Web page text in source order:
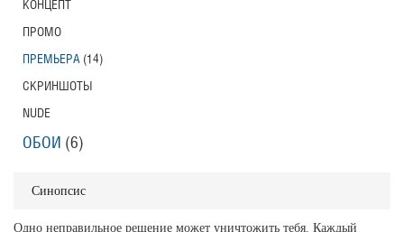
Синопсис
Одно неправильное решение может уничтожить тебя. Каждый
КОНЦЕПТ
ПРОМО
ПРЕМЬЕРА (14)
СКРИНШОТЫ
NUDE
ОБОИ (6)